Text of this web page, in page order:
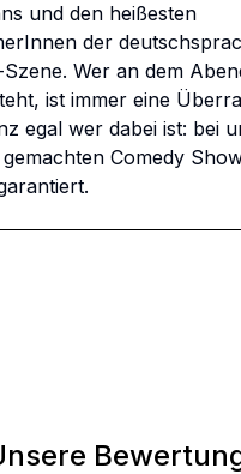
und den heißesten
der
Szene. Wer an dem
ist immer eine
egal wer dabei ist: bei
Comedy